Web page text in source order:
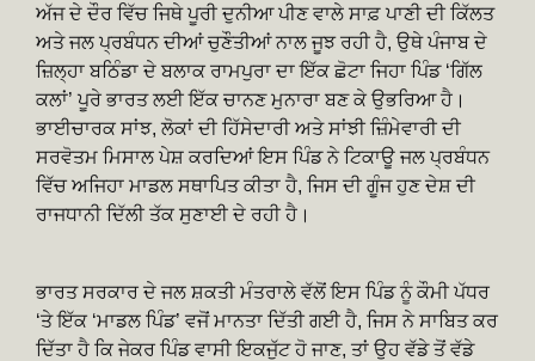
ਅੱਜ ਦੇ ਦੌਰ ਵਿੱਚ ਜਿਥੇ ਪੂਰੀ ਦੁਨੀਆ ਪੀਣ ਵਾਲੇ ਸਾਫ਼ ਪਾਣੀ ਦੀ ਕਿੱਲਤ
ਅਤੇ ਜਲ ਪ੍ਰਬੰਧਨ ਦੀਆਂ ਚੁਣੌਤੀਆਂ ਨਾਲ ਜੂਝ ਰਹੀ ਹੈ, ਉਥੇ ਪੰਜਾਬ ਦੇ
ਜ਼ਿਲ੍ਹਾ ਬਠਿੰਡਾ ਦੇ ਬਲਾਕ ਰਾਮਪੁਰਾ ਦਾ ਇੱਕ ਛੋਟਾ ਜਿਹਾ ਪਿੰਡ ‘ਗਿੱਲ
ਕਲਾਂ’ ਪੂਰੇ ਭਾਰਤ ਲਈ ਇੱਕ ਚਾਨਣ ਮੁਨਾਰਾ ਬਣ ਕੇ ਉਭਰਿਆ ਹੈ।
ਭਾਈਚਾਰਕ ਸਾਂਝ, ਲੋਕਾਂ ਦੀ ਹਿੱਸੇਦਾਰੀ ਅਤੇ ਸਾਂਝੀ ਜ਼ਿੰਮੇਵਾਰੀ ਦੀ
ਸਰਵੋਤਮ ਮਿਸਾਲ ਪੇਸ਼ ਕਰਦਿਆਂ ਇਸ ਪਿੰਡ ਨੇ ਟਿਕਾਊ ਜਲ ਪ੍ਰਬੰਧਨ
ਵਿੱਚ ਅਜਿਹਾ ਮਾਡਲ ਸਥਾਪਿਤ ਕੀਤਾ ਹੈ, ਜਿਸ ਦੀ ਗੂੰਜ ਹੁਣ ਦੇਸ਼ ਦੀ
ਰਾਜਧਾਨੀ ਦਿੱਲੀ ਤੱਕ ਸੁਣਾਈ ਦੇ ਰਹੀ ਹੈ।
ਭਾਰਤ ਸਰਕਾਰ ਦੇ ਜਲ ਸ਼ਕਤੀ ਮੰਤਰਾਲੇ ਵੱਲੋਂ ਇਸ ਪਿੰਡ ਨੂੰ ਕੌਮੀ ਪੱਧਰ
‘ਤੇ ਇੱਕ ‘ਮਾਡਲ ਪਿੰਡ’ ਵਜੋਂ ਮਾਨਤਾ ਦਿੱਤੀ ਗਈ ਹੈ, ਜਿਸ ਨੇ ਸਾਬਿਤ ਕਰ
ਦਿੱਤਾ ਹੈ ਕਿ ਜੇਕਰ ਪਿੰਡ ਵਾਸੀ ਇਕਜੁੱਟ ਹੋ ਜਾਣ, ਤਾਂ ਉਹ ਵੱਡੇ ਤੋਂ ਵੱਡੇ